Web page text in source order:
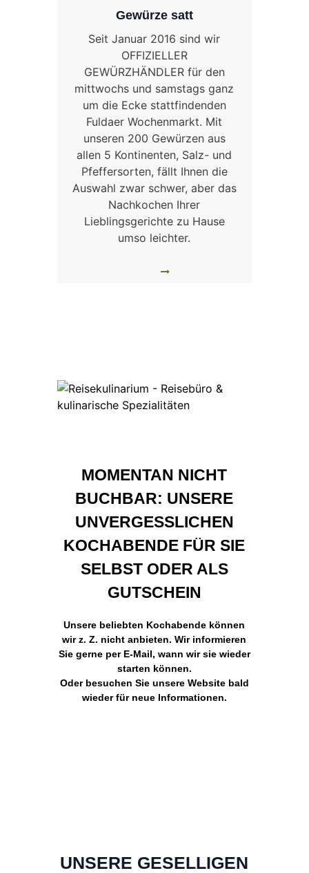
Gewürze satt
Seit Januar 2016 sind wir
OFFIZIELLER
GEWÜRZHÄNDLER für den
mittwochs und samstags ganz
um die Ecke stattfindenden
Fuldaer Wochenmarkt. Mit
unseren 200 Gewürzen aus
allen 5 Kontinenten, Salz- und
Pfeffersorten, fällt Ihnen die
Auswahl zwar schwer, aber das
Nachkochen Ihrer
Lieblingsgerichte zu Hause
umso leichter.
MOMENTAN NICHT
BUCHBAR: UNSERE
UNVERGESSLICHEN
KOCHABENDE FÜR SIE
SELBST ODER ALS
GUTSCHEIN
Unsere beliebten Kochabende können
wir z. Z. nicht anbieten. Wir informieren
Sie gerne per E-Mail, wann wir sie wieder
starten können.
Oder besuchen Sie unsere Website bald
wieder für neue Informationen.
UNSERE GESELLIGEN